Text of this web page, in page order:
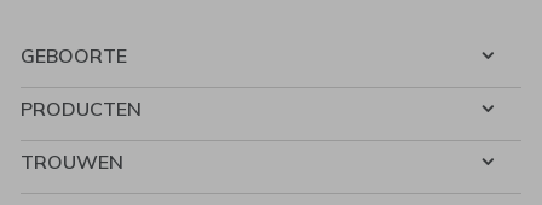
GEBOORTE
PRODUCTEN
TROUWEN